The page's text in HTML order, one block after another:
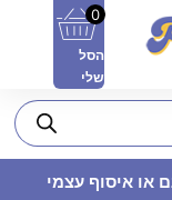
0
הסל
שלי